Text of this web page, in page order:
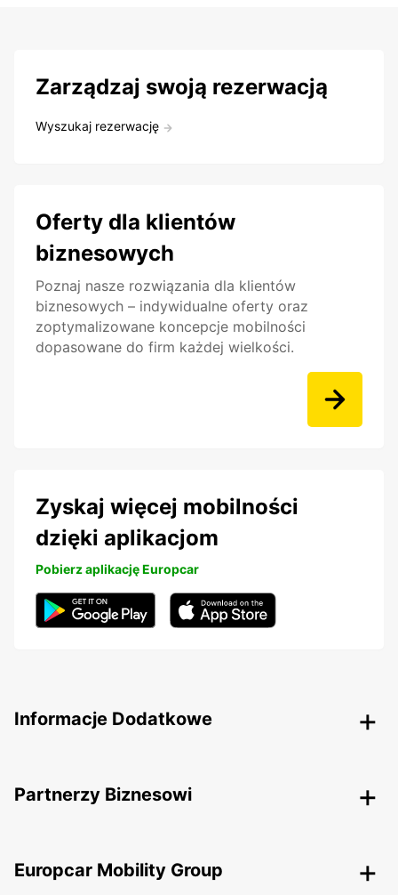
Zarządzaj swoją rezerwacją
Wyszukaj rezerwację
Oferty dla klientów
biznesowych
Poznaj nasze rozwiązania dla klientów
biznesowych – indywidualne oferty oraz
zoptymalizowane koncepcje mobilności
dopasowane do firm każdej wielkości.
Zyskaj więcej mobilności
dzięki aplikacjom
Pobierz aplikację Europcar
Informacje Dodatkowe
Partnerzy Biznesowi
Europcar Mobility Group